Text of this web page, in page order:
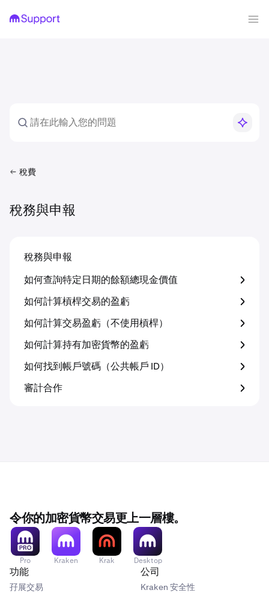
稅費
稅務與申報
稅務與申報
如何查詢特定日期的餘額總現金價值
如何計算槓桿交易的盈虧
如何計算交易盈虧（不使用槓桿）
如何計算持有加密貨幣的盈虧
如何找到帳戶號碼（公共帳戶 ID）
審計合作
令你的加密貨幣交易更上一層樓。
Pro Kraken Krak Desktop
功能
孖展交易
公司
Kraken 安全性